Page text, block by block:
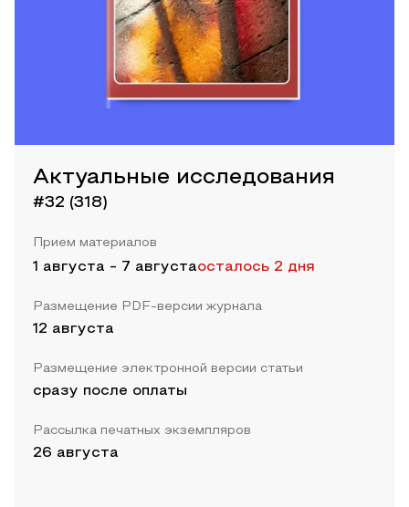
Актуальные исследования
#32 (318)
Прием материалов
1 августа - 7 августаосталось 2 дня
Размещение PDF-версии журнала
12 августа
Размещение электронной версии статьи
сразу после оплаты
Рассылка печатных экземпляров
26 августа